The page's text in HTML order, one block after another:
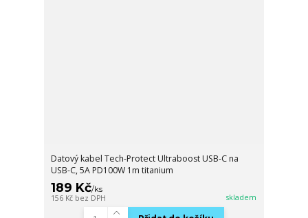
Datový kabel Tech-Protect Ultraboost USB-C na
USB-C, 5A PD100W 1m titanium
189 Kč/ks
156 Kč bez DPH skladem